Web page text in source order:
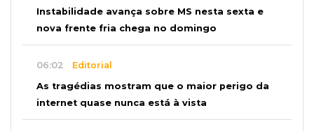
Instabilidade avança sobre MS nesta sexta e
nova frente fria chega no domingo
06:02 Editorial
As tragédias mostram que o maior perigo da
internet quase nunca está à vista